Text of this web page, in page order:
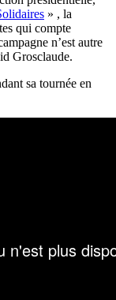
» , la
qui compte
n’est autre
Grosclaude.
sa tournée en